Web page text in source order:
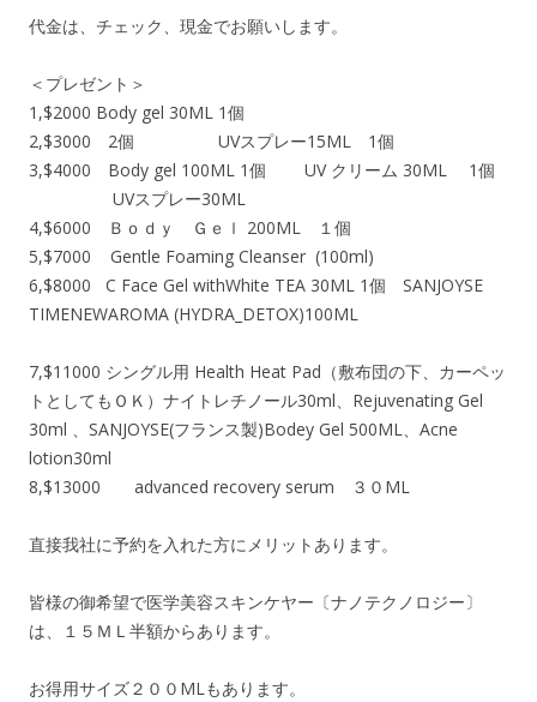
代金は、チェック、現金でお願いします。
＜プレゼント＞
1,$2000 Body gel 30ML 1個
2,$3000 2個 UVスプレー15ML 1個
3,$4000 Body gel 100ML 1個 UV クリーム 30ML 1個
UVスプレー30ML
4,$6000 Ｂｏｄｙ Ｇｅｌ 200ML １個
5,$7000 Gentle Foaming Cleanser (100ml)
6,$8000 C Face Gel withWhite TEA 30ML 1個 SANJOYSE
TIMENEWAROMA (HYDRA_DETOX)100ML
7,$11000 シングル用 Health Heat Pad（敷布団の下、カーペッ
トとしてもＯＫ）ナイトレチノール30ml、Rejuvenating Gel
30ml 、SANJOYSE(フランス製)Bodey Gel 500ML、Acne
lotion30ml
8,$13000 advanced recovery serum ３０ML
直接我社に予約を入れた方にメリットあります。
皆様の御希望で医学美容スキンケヤー〔ナノテクノロジー〕
は、１５ＭＬ半額からあります。
お得用サイズ２００MLもあります。